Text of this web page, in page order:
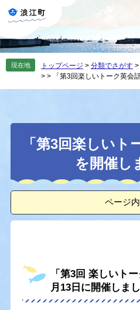
の
先
す
ー
を
し
現在地 トップページ > 分類でさがす >
> > 「第3回楽しいトーク英会
本
「第3回楽しいト
を開催し
ページ
「第3回 楽しいト
月13日に開催しま